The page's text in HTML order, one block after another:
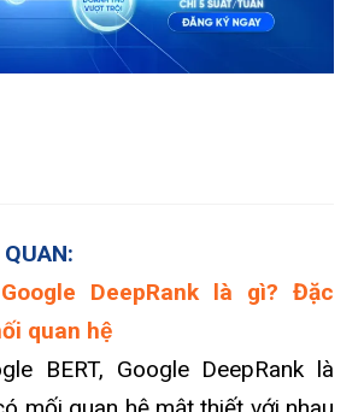
DeepRank là gì? Đặc
quan hệ
BERT, Google DeepRank là